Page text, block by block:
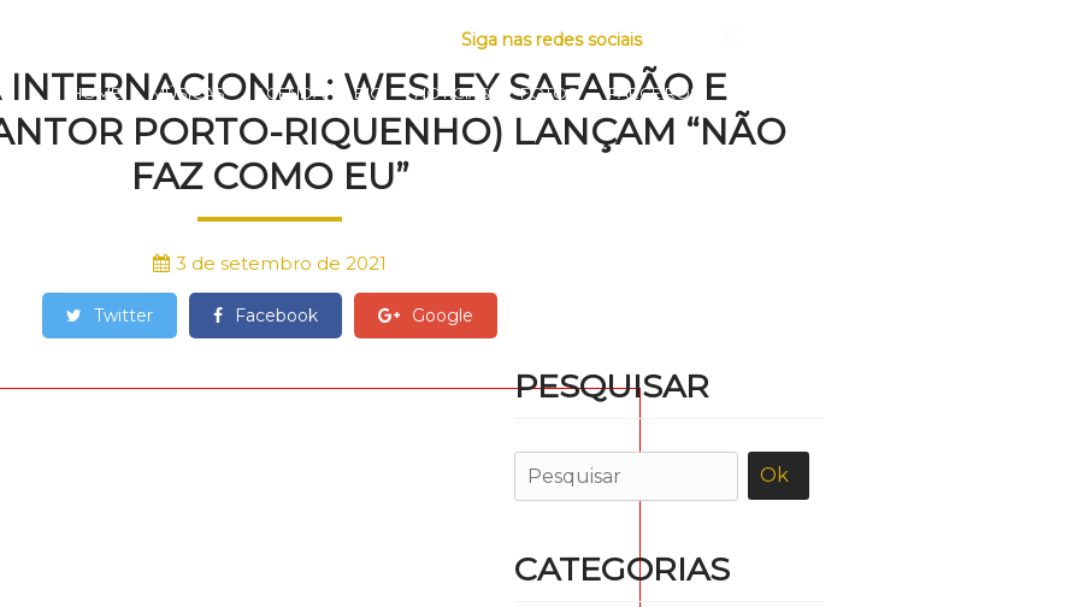
Siga nas redes sociais
HOME MÚSICAS AGENDA BIO NOTÍCIAS FOTOS PARCEIROS
INTERNACIONAL: WESLEY SAFADÃO E
PORTO-RIQUENHO) LANÇAM “NÃO
FAZ COMO EU”
3 de setembro de 2021
Twitter Facebook Google
PESQUISAR
CATEGORIAS